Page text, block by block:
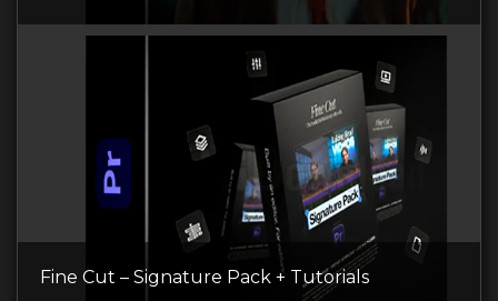
Fine Cut – Signature Pack + Tutorials